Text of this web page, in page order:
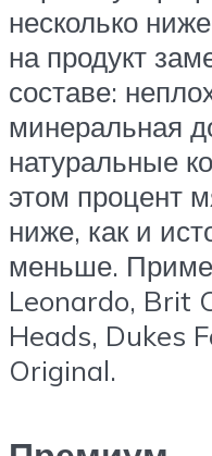
несколько
на продукт
составе:
минеральная
натуральные
этом процент
ниже, как и
меньше.
Leonardo, Brit
Heads, Dukes
Original.